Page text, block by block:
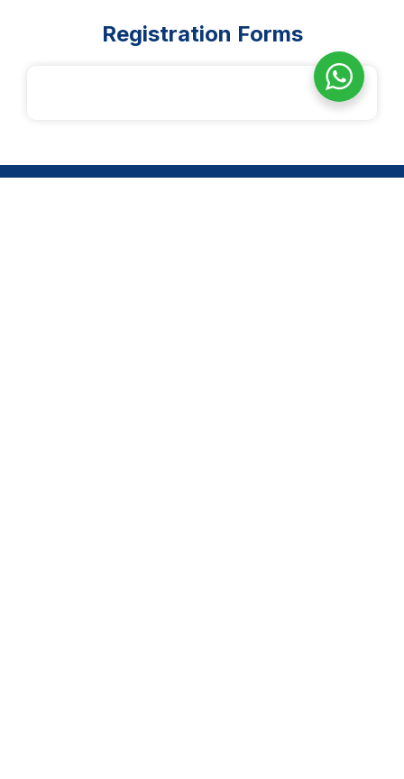
Registration Forms